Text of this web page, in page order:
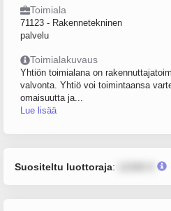
Toimiala
71123 - Rakennetekninen
palvelu
Toimialakuvaus
Yhtiön toimialana on
valvonta. Yhtiö voi toimintaansa
omaisuutta ja...
Lue lisää
Suositeltu luottoraja: